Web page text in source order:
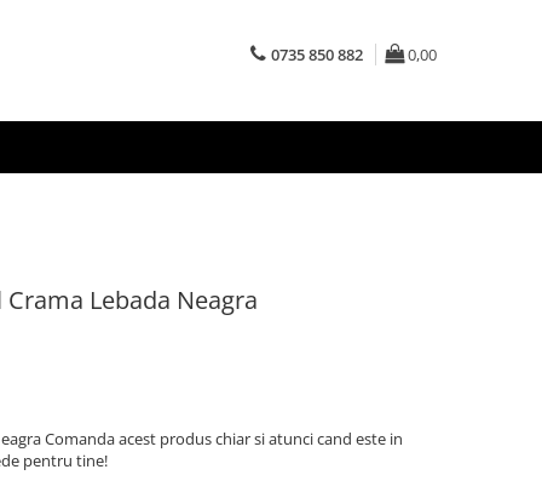
0735 850 882 0,00
Lebada Neagra
Comanda acest produs chiar si atunci cand este in
pentru tine!